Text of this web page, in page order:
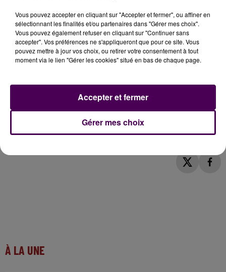
PRÈS DE 10 MILLIONS D'EUROS DE
TRAVAUX
Cette réalisation, qui aura consisté en la création de
de raccordement avec la D220, a été co-
financée par l'État, le Conseil départemental du
Calvados et la communauté urbaine de Caen la Mer,
un montant total estimé à 9,6 millions d'euros
À LA UNE
Vous pouvez accepter en cliquant sur "Accepter et fermer", ou affiner en
sélectionnant les finalités et/ou partenaires dans "Gérer mes choix".
Vous pouvez également refuser en cliquant sur "Continuer sans
accepter". Vos préférences ne s'appliqueront que pour ce site. Vous
pouvez mettre à jour vos choix, ou retirer votre consentement à tout
moment via le lien "Gérer les cookies" situé en bas de chaque page.
Gérer mes choix
Accepter et fermer